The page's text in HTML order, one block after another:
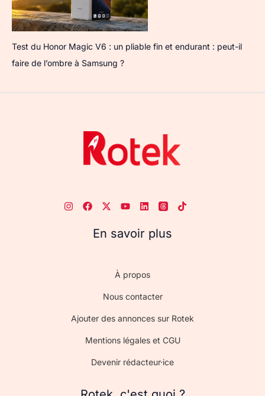
Test du Honor Magic V6 : un pliable fin et endurant : peut-il
faire de l’ombre à Samsung ?
En savoir plus
À propos
Nous contacter
Ajouter des annonces sur Rotek
Mentions légales et CGU
Devenir rédacteur·ice